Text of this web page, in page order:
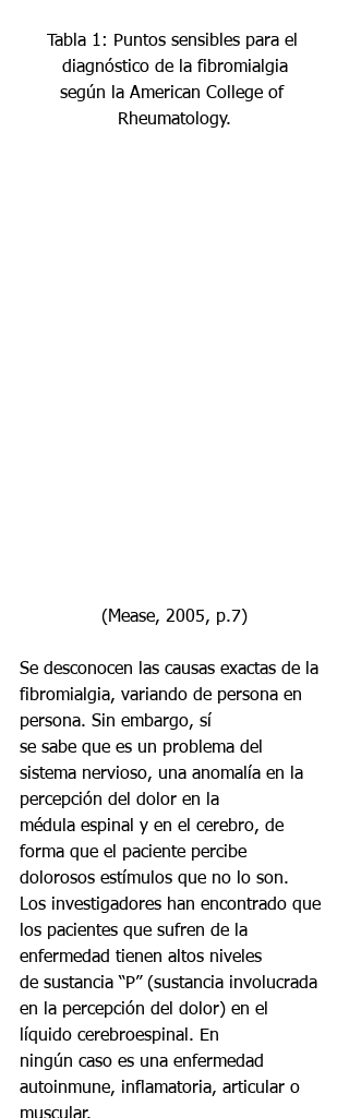
Tabla 1: Puntos sensibles para el
diagnóstico de la fibromialgia
según la American College of
Rheumatology.
(Mease, 2005, p.7)
Se desconocen las causas exactas de la
fibromialgia, variando de persona en
persona. Sin embargo, sí
se sabe que es un problema del
sistema nervioso, una anomalía en la
percepción del dolor en la
médula espinal y en el cerebro, de
forma que el paciente percibe
dolorosos estímulos que no lo son.
Los investigadores han encontrado que
los pacientes que sufren de la
enfermedad tienen altos niveles
de sustancia “P” (sustancia involucrada
en la percepción del dolor) en el
líquido cerebroespinal. En
ningún caso es una enfermedad
autoinmune, inflamatoria, articular o